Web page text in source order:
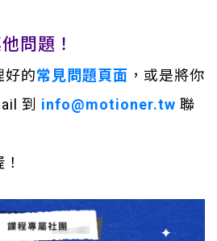
問題！
好的常見問題頁面 ， 或是將你
到 info@motioner.tw 聯